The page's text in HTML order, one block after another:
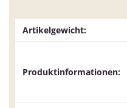
Artikelgewicht:
Produktinformationen: